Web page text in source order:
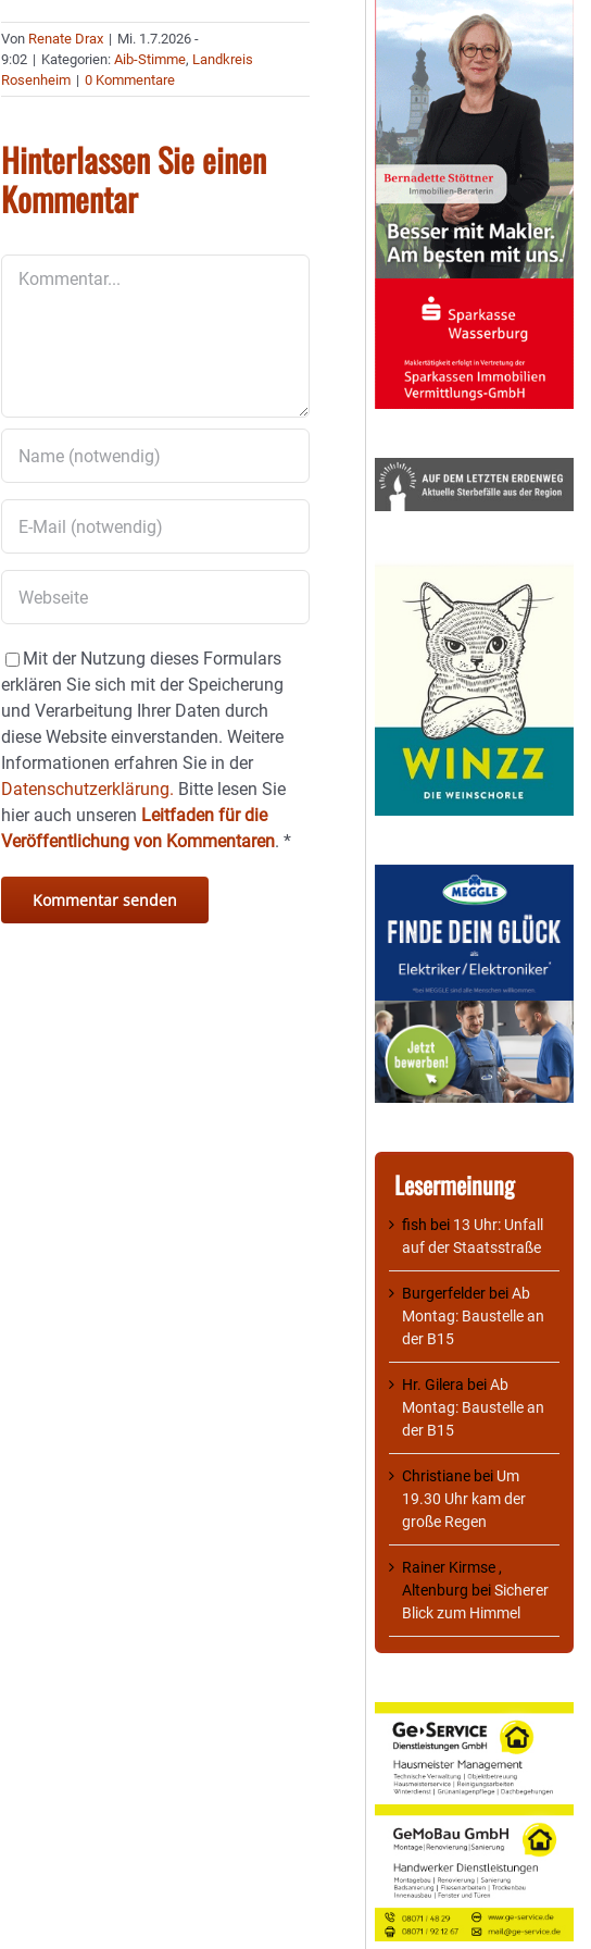
Von Renate Drax | Mi. 1.7.2026 -
9:02 | Kategorien:Aib-Stimme, Landkreis
Rosenheim | 0 Kommentare
Hinterlassen Sie einen
Kommentar
Mit der Nutzung dieses Formulars
erklären Sie sich mit der Speicherung
und Verarbeitung Ihrer Daten durch
diese Website einverstanden. Weitere
Informationen erfahren Sie in der
Datenschutzerklärung. Bitte lesen Sie
hier auch unseren Leitfaden für die
Veröffentlichung von Kommentaren.*
Lesermeinung
fish bei 13 Uhr: Unfall
auf der Staatsstraße
Burgerfelder beiAb
Montag: Baustelle an
der B15
Hr. Gilera beiAb
Montag: Baustelle an
der B15
Christiane bei Um
19.30 Uhr kam der
große Regen
Rainer Kirmse ,
Altenburg beiSicherer
Blick zum Himmel